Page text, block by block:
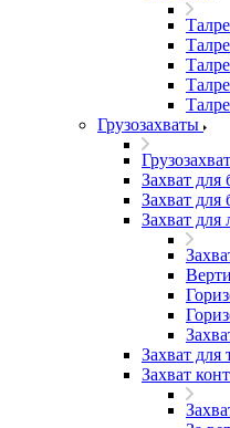
Грузозахваты
Захват для
Захват для
Захват для
Захват для
Захват